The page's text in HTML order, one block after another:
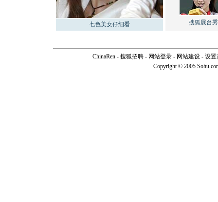
七色美女仔细看 搜狐展台秀
ChinaRen - 搜狐招聘 - 网站登录 - 网站建设 - 设置
Copyright © 2005